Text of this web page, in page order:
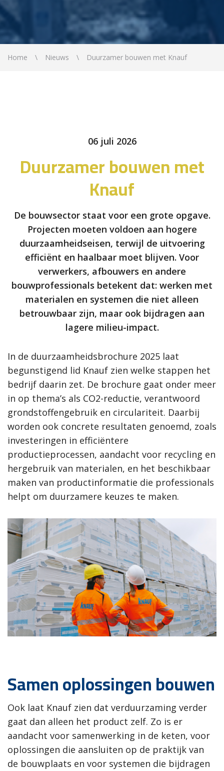
Home Nieuws Duurzamer bouwen met Knauf
06 juli 2026
Duurzamer bouwen met
Knauf
De bouwsector staat voor een grote opgave.
Projecten moeten voldoen aan hogere
duurzaamheidseisen, terwijl de uitvoering
efficiënt en haalbaar moet blijven. Voor
verwerkers, afbouwers en andere
bouwprofessionals betekent dat: werken met
materialen en systemen die niet alleen
betrouwbaar zijn, maar ook bijdragen aan
lagere milieu-impact.
In de duurzaamheidsbrochure 2025 laat
begunstigend lid Knauf zien welke stappen het
bedrijf daarin zet. De brochure gaat onder meer
in op thema’s als CO2-reductie, verantwoord
grondstoffengebruik en circulariteit. Daarbij
worden ook concrete resultaten genoemd, zoals
investeringen in efficiëntere
productieprocessen, aandacht voor recycling en
hergebruik van materialen, en het beschikbaar
maken van productinformatie die professionals
helpt om duurzamere keuzes te maken.
Samen oplossingen bouwen
Ook laat Knauf zien dat verduurzaming verder
gaat dan alleen het product zelf. Zo is er
aandacht voor samenwerking in de keten, voor
oplossingen die aansluiten op de praktijk van
de bouwplaats en voor systemen die bijdragen